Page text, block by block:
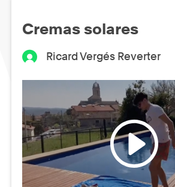
Cremas solares
Ricard Vergés Reverter